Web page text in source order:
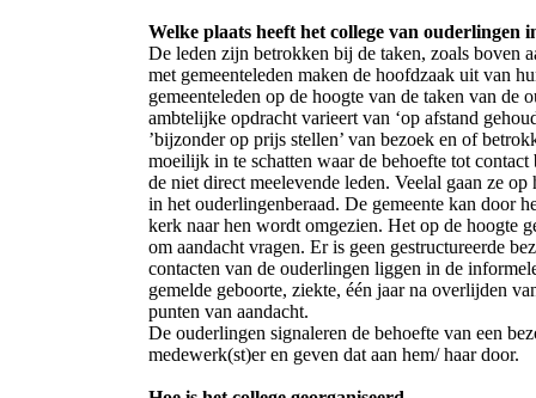
Welke plaats heeft het college van ouderlingen
De leden zijn betrokken bij de taken, zoals boven
met gemeenteleden maken de hoofdzaak uit van
gemeenteleden op de hoogte van de taken van
ambtelijke opdracht varieert van ‘op afstand
’bijzonder op prijs stellen’ van bezoek en of
moeilijk in te schatten waar de behoefte tot
de niet direct meelevende leden. Veelal gaan ze
in het ouderlingenberaad. De gemeente kan door
kerk naar hen wordt omgezien. Het op de hoogte
om aandacht vragen. Er is geen gestructureerde
contacten van de ouderlingen liggen in de
gemelde geboorte, ziekte, één jaar na overlijden
punten van aandacht.
De ouderlingen signaleren de behoefte van een
medewerk(st)er en geven dat aan hem/ haar door.